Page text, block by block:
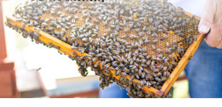
Start­seite
Die Honig­werker
Unsere Produkte